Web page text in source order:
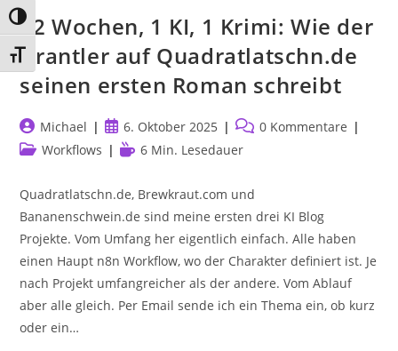
Umschalten auf hohe Kontraste
Schrift vergrößern
52 Wochen, 1 KI, 1 Krimi: Wie der
Grantler auf Quadratlatschn.de
seinen ersten Roman schreibt
Beitrags-
Autor:
Michael
Beitrag
veröffentlicht:
6. Oktober 2025
Beitrags-
Kommentare:
0 Kommentare
Beitrags-
Workflows Lesedauer:
6 Min. Lesedauer
Quadratlatschn.de, Brewkraut.com und
Bananenschwein.de sind meine ersten drei KI Blog
Projekte. Vom Umfang her eigentlich einfach. Alle haben
einen Haupt n8n Workflow, wo der Charakter definiert ist. Je
nach Projekt umfangreicher als der andere. Vom Ablauf
aber alle gleich. Per Email sende ich ein Thema ein, ob kurz
oder ein…